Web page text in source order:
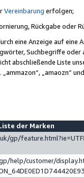
Vereinbarung erfolgen;
Rückgabe oder
eine Anzeige auf
Suchbegriffe
abschließende Liste
„amaozn“
der Marken
gp/
help/customer/